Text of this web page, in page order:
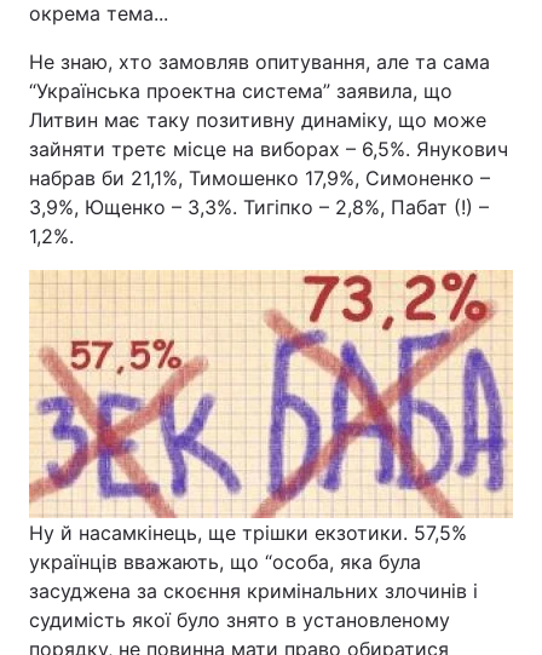
окрема тема...
Не знаю, хто замовляв опитування, але та сама
“Українська проектна система” заявила, що
Литвин має таку позитивну динаміку, що може
зайняти третє місце на виборах – 6,5%. Янукович
набрав би 21,1%, Тимошенко 17,9%, Симоненко –
3,9%, Ющенко – 3,3%. Тигіпко – 2,8%, Пабат (!) –
1,2%.
Ну й насамкінець, ще трішки екзотики. 57,5%
українців вважають, що “особа, яка була
засуджена за скоєння кримінальних злочинів і
судимість якої було знято в установленому
порядку, не повинна мати право обиратися